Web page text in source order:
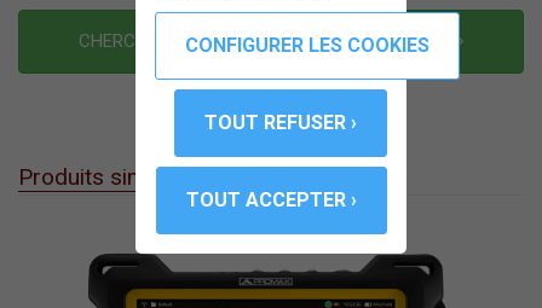
CHERCHEZ-VOUS DES CONSEILS D'EXPERTS ?
Produits similaires